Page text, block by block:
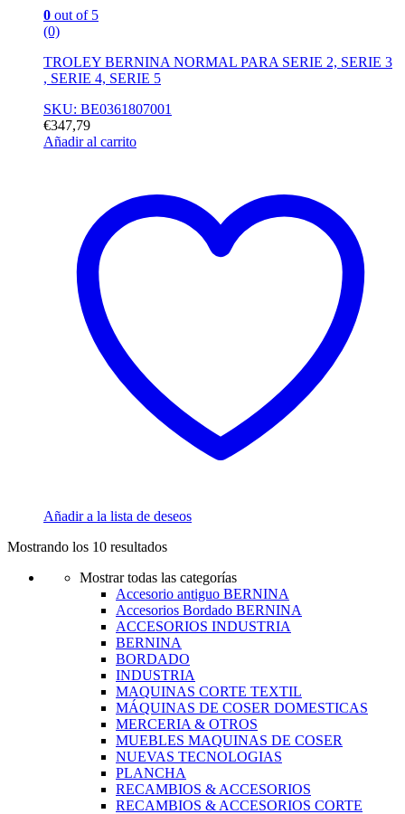
0 out of 5
(0)
TROLEY BERNINA NORMAL PARA SERIE 2, SERIE 3
, SERIE 4, SERIE 5
SKU: BE0361807001
€347,79
Añadir al carrito
Añadir a la lista de deseos
Mostrando los 10 resultados
Mostrar todas las categorías
Accesorio antiguo BERNINA
Accesorios Bordado BERNINA
ACCESORIOS INDUSTRIA
BERNINA
BORDADO
INDUSTRIA
MAQUINAS CORTE TEXTIL
MÁQUINAS DE COSER DOMESTICAS
MERCERIA & OTROS
MUEBLES MAQUINAS DE COSER
NUEVAS TECNOLOGIAS
PLANCHA
RECAMBIOS & ACCESORIOS
RECAMBIOS & ACCESORIOS CORTE